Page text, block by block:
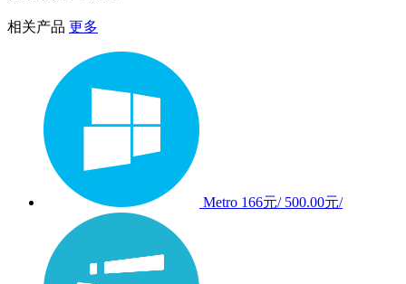
相关产品 更多
Metro 166元/ 500.00元/